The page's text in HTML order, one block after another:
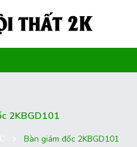
2KBGD101
Bàn giám đốc 2KBGD101